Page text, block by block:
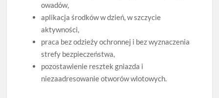
owadów,
aplikacja środków w dzień, w szczycie
aktywności,
praca bez odzieży ochronnej i bez wyznaczenia
strefy bezpieczeństwa,
pozostawienie resztek gniazda i
niezaadresowanie otworów wlotowych.